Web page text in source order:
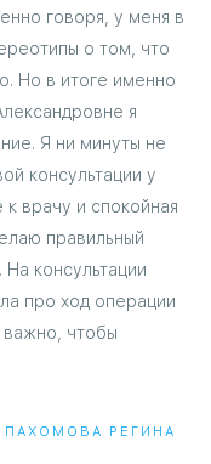
говоря, у меня в
о том, что
Но в итоге именно
я
Я ни минуты не
консультации у
врачу и спокойная
правильный
консультации
про ход операции
важно, чтобы
ПАХОМОВА РЕГИНА